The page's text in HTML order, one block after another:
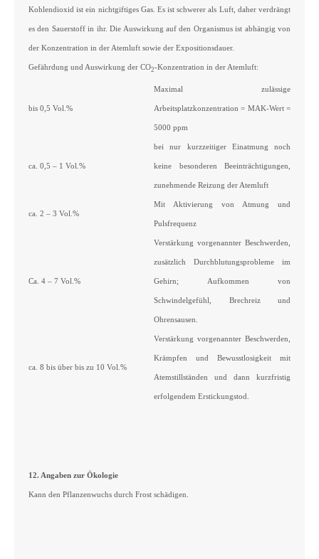
Kohlendioxid ist ein nichtgiftiges Gas. Es ist schwerer als Luft, daher verdrängt
es den Sauerstoff in ihr. Die Auswirkung auf den Organismus ist abhängig von
der Konzentration in der Atemluft sowie der Expositionsdauer.
Gefährdung und Auswirkung der CO2-Konzentration in der Atemluft:
bis 0,5 Vol.%
Maximal zulässige
Arbeitsplatzkonzentration = MAK-Wert =
5000 ppm
ca. 0,5 – 1 Vol.%
bei nur kurzzeitiger Einatmung noch
keine besonderen Beeinträchtigungen,
zunehmende Reizung der Atemluft
ca. 2 – 3 Vol.%
Mit Aktivierung von Atmung und
Pulsfrequenz
Ca. 4 – 7 Vol.%
Verstärkung vorgenannter Beschwerden,
zusätzlich Durchblutungsprobleme im
Gehirn; Aufkommen von
Schwindelgefühl, Brechreiz und
Ohrensausen.
ca. 8 bis über bis zu 10 Vol.%
Verstärkung vorgenannter Beschwerden,
Krämpfen und Bewusstlosigkeit mit
Atemstillständen und dann kurzfristig
erfolgendem Erstickungstod.
12. Angaben zur Ökologie
Kann den Pflanzenwuchs durch Frost schädigen.